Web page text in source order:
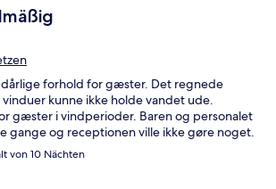
forhold for gæster. Det regnede
kunne ikke holde vandet ude.
gæster i vindperioder. Baren og personalet
gange og receptionen ville ikke gøre noget.
von 10 Nächten